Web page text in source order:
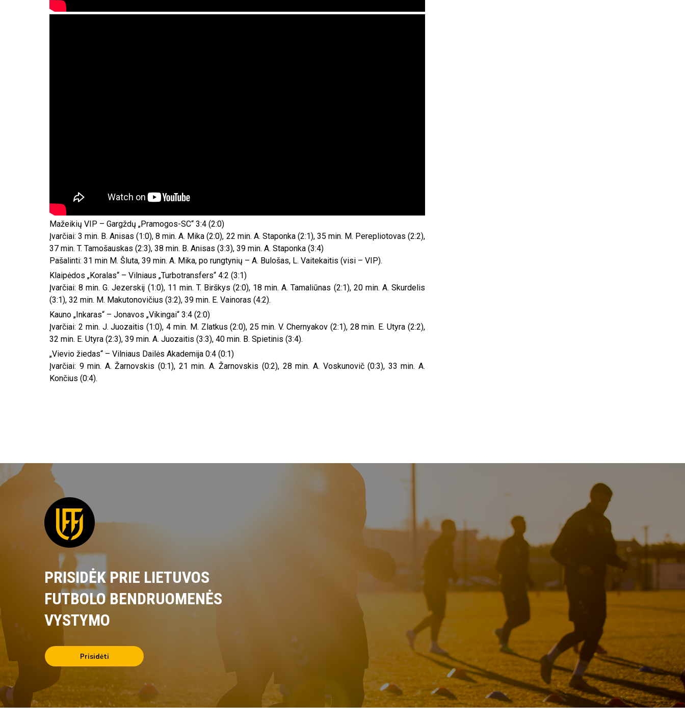
Mažeikių VIP – Gargždų „Pramogos-SC“ 3:4 (2:0)
Įvarčiai: 3 min. B. Anisas (1:0), 8 min. A. Mika (2:0), 22 min. A. Staponka (2:1), 35 min. M. Perepliotovas (2:2),
37 min. T. Tamošauskas (2:3), 38 min. B. Anisas (3:3), 39 min. A. Staponka (3:4)
Pašalinti: 31 min M. Šluta, 39 min. A. Mika, po rungtynių – A. Bulošas, L. Vaitekaitis (visi – VIP).
Klaipėdos „Koralas“ – Vilniaus „Turbotransfers“ 4:2 (3:1)
Įvarčiai: 8 min. G. Jezerskij (1:0), 11 min. T. Birškys (2:0), 18 min. A. Tamaliūnas (2:1), 20 min. A. Skurdelis
(3:1), 32 min. M. Makutonovičius (3:2), 39 min. E. Vainoras (4:2).
Kauno „Inkaras“ – Jonavos „Vikingai“ 3:4 (2:0)
Įvarčiai: 2 min. J. Juozaitis (1:0), 4 min. M. Zlatkus (2:0), 25 min. V. Chernyakov (2:1), 28 min. E. Utyra (2:2),
32 min. E. Utyra (2:3), 39 min. A. Juozaitis (3:3), 40 min. B. Spietinis (3:4).
„Vievio žiedas“ – Vilniaus Dailės Akademija 0:4 (0:1)
Įvarčiai: 9 min. A. Žarnovskis (0:1), 21 min. A. Žarnovskis (0:2), 28 min. A. Voskunovič (0:3), 33 min. A.
Končius (0:4).
PRISIDĖK PRIE LIETUVOS
FUTBOLO BENDRUOMENĖS
VYSTYMO
Prisidėti